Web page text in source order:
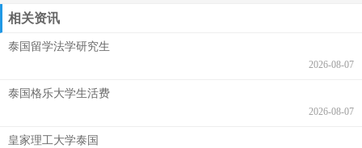
相关资讯
泰国留学法学研究生
2026-08-07
泰国格乐大学生活费
2026-08-07
皇家理工大学泰国